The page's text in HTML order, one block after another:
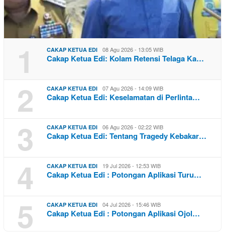
1 CAKAP KETUA EDI 08 Agu 2026 - 13:05 WIB
Cakap Ketua Edi: Kolam Retensi Telaga Ka…
2 CAKAP KETUA EDI 07 Agu 2026 - 14:09 WIB
Cakap Ketua Edi: Keselamatan di Perlinta…
3 CAKAP KETUA EDI 06 Agu 2026 - 02:22 WIB
Cakap Ketua Edi: Tentang Tragedy Kebakar…
4 CAKAP KETUA EDI 19 Jul 2026 - 12:53 WIB
Cakap Ketua Edi : Potongan Aplikasi Turu…
5 CAKAP KETUA EDI 04 Jul 2026 - 15:46 WIB
Cakap Ketua Edi : Potongan Aplikasi Ojol…